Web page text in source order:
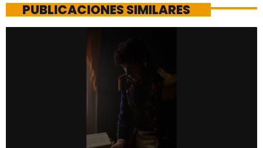
PUBLICACIONES SIMILARES